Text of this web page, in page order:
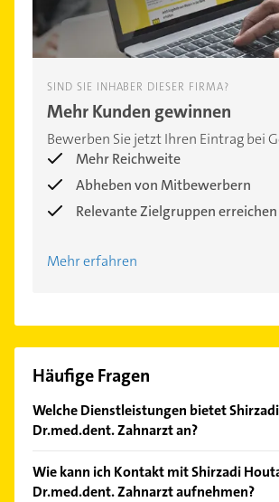
SIND SIE INHABER DIESER FIRMA?
Mehr Kunden gewinnen
Bewerben Sie jetzt Ihren Eintrag bei
Mehr Reichweite
Abheben von Mitbewerbern
Relevante Zielgruppen erreichen
Mehr erfahren
Häufige Fragen
Welche Dienstleistungen bietet
Dr.med.dent. Zahnarzt an?
und Implantologie.
Wie kann ich Kontakt mit Shirzadi
Dr.med.dent. Zahnarzt aufnehmen?